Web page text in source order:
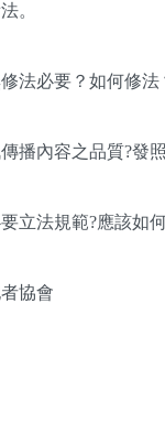
。
法必要？如何修法
播內容之品質?發
立法規範?應該如
協會